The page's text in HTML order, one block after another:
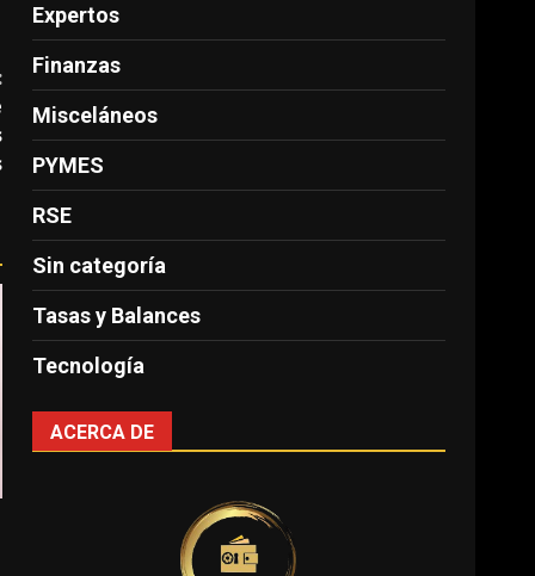
Expertos
Finanzas
Misceláneos
PYMES
RSE
Sin categoría
Tasas y Balances
Tecnología
ACERCA DE